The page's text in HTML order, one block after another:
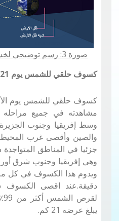
صورة 3: رسم توضيحي لخسوف شبه الظل الجزئي
كسوف حلقي للشمس يوم 21 جوان 2020.
مشاهدته في جميع
وسط إفريقيا وجنوب الجزيرة
والصين وأقصى غرب المحيط
جزئيا في المناطق المتواجدة
وهي إفريقيا وجنوب شرق
دقيقة.عند اقصى الكسوف
يبلغ عرضه 21 كم.